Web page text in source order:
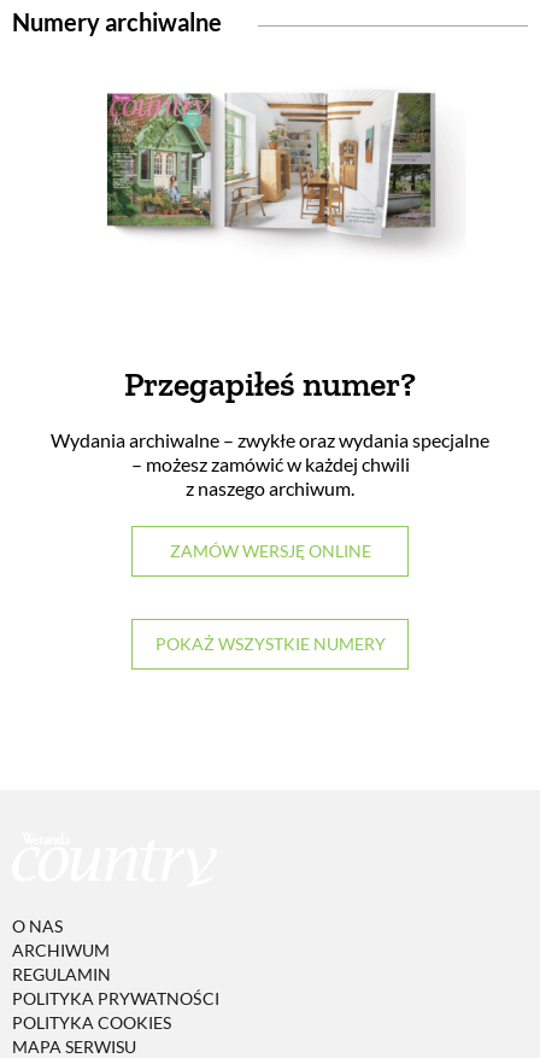
Numery archiwalne
Przegapiłeś numer?
Wydania archiwalne – zwykłe oraz wydania specjalne
– możesz zamówić w każdej chwili
z naszego archiwum.
ZAMÓW WERSJĘ ONLINE
POKAŻ WSZYSTKIE NUMERY
O NAS
ARCHIWUM
REGULAMIN
POLITYKA PRYWATNOŚCI
POLITYKA COOKIES
MAPA SERWISU